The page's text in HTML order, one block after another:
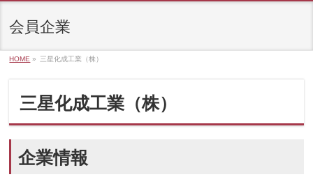
会員企業
HOME » 三星化成工業（株）
三星化成工業（株）
企業情報